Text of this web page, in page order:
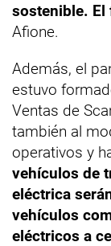
sostenible. El
Afione.
Además, el
estuvo
Ventas de
también al
operativos y
vehículos de
eléctrica
vehículos
eléctricos a